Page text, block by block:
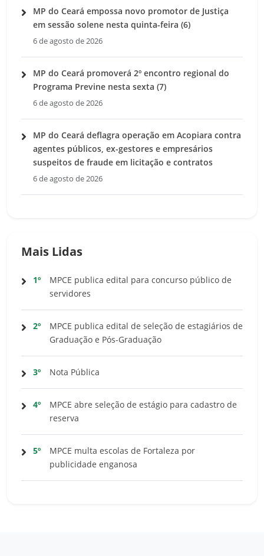
MP do Ceará empossa novo promotor de Justiça
em sessão solene nesta quinta-feira (6)
6 de agosto de 2026
MP do Ceará promoverá 2º encontro regional do
Programa Previne nesta sexta (7)
6 de agosto de 2026
MP do Ceará deflagra operação em Acopiara contra
agentes públicos, ex-gestores e empresários
suspeitos de fraude em licitação e contratos
6 de agosto de 2026
Mais Lidas
1º
MPCE publica edital para concurso público de
servidores
2º
MPCE publica edital de seleção de estagiários de
Graduação e Pós-Graduação
3º Nota Pública
4º
MPCE abre seleção de estágio para cadastro de
reserva
5º
MPCE multa escolas de Fortaleza por
publicidade enganosa